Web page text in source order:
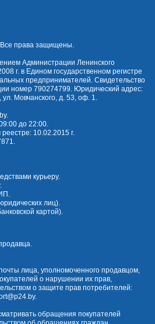
права защищены.
Администрации Ленинского
г. в Едином государственном регистре
предпринимателей. Свидетельство
номер 790274799. Юридический адрес:
Мовчанского, д. 53, оф. 1.
.
до 22:00.
10.02.2015 г.
курьеру.
лиц).
картой).
лица, уполномоченного продавцом,
о нарушении их прав,
о защите прав потребителей:
.
обращения покупателей